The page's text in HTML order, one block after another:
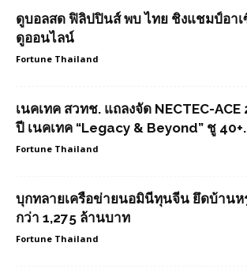
ดูบอลสด ฟิลิปปินส์ พบ ไทย ชิงแชมป์อา
ดูออนไลน์
Fortune Thailand
เนคเทค สวทช. แถลงจัด NECTEC-
ปี เนคเทค “Legacy & Beyond” ชู
Fortune Thailand
บุกทลายเครือข่ายนอมินีทุนจีน ยึดบ้านห
กว่า 1,275 ล้านบาท
Fortune Thailand